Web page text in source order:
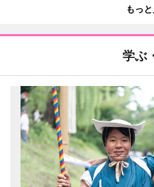
もっ
学ぶ